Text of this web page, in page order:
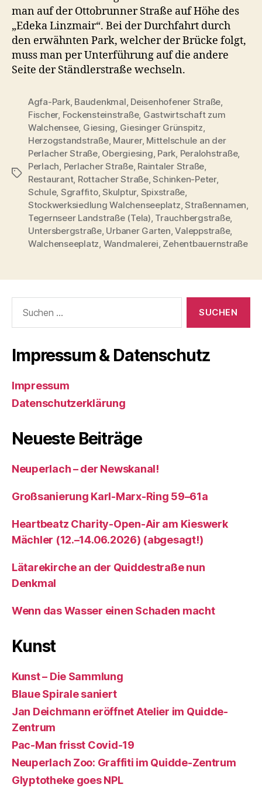
man auf der Ottobrunner Straße auf Höhe des
„Edeka Linzmair“. Bei der Durchfahrt durch
den erwähnten Park, welcher der Brücke folgt,
muss man per Unterführung auf die andere
Seite der Ständlerstraße wechseln.
Schlagwörter
Agfa-Park, Baudenkmal, Deisenhofener Straße,
Fischer, Fockensteinstraße, Gastwirtschaft zum
Walchensee, Giesing, Giesinger Grünspitz,
Herzogstandstraße, Maurer, Mittelschule an der
Perlacher Straße, Obergiesing, Park, Peralohstraße,
Perlach, Perlacher Straße, Raintaler Straße,
Restaurant, Rottacher Straße,Schinken-Peter,
Schule, Sgraffito,Skulptur, Spixstraße,
Stockwerksiedlung Walchenseeplatz,Straßennamen,
Tegernseer Landstraße (Tela), Trauchbergstraße,
Untersbergstraße, Urbaner Garten,Valeppstraße,
Walchenseeplatz, Wandmalerei, Zehentbauernstraße
nach:
Impressum & Datenschutz
Impressum
Datenschutzerklärung
Neueste Beiträge
Neuperlach – der Newskanal!
Großsanierung Karl-Marx-Ring 59–61a
Heartbeatz Charity-Open-Air am Kieswerk
Mächler (12.–14.06.2026) (abgesagt!)
Lätarekirche an der Quiddestraße nun
Denkmal
Wenn das Wasser einen Schaden macht
Kunst
Kunst – Die Sammlung
Blaue Spirale saniert
Jan Deichmann eröffnet Atelier im Quidde-
Zentrum
Pac-Man frisst Covid-19
Neuperlach Zoo: Graffiti im Quidde-Zentrum
Glyptotheke goes NPL